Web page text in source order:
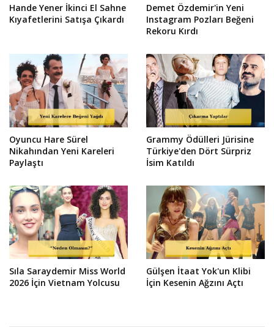
Hande Yener İkinci El Sahne
Kıyafetlerini Satışa Çıkardı
Demet Özdemir'in Yeni
Instagram Pozları Beğeni
Rekoru Kırdı
Oyuncu Hare Sürel
Nikahından Yeni Kareleri
Paylaştı
Grammy Ödülleri Jürisine
Türkiye'den Dört Sürpriz
İsim Katıldı
Sıla Saraydemir Miss World
2026 İçin Vietnam Yolcusu
Gülşen İtaat Yok'un Klibi
İçin Kesenin Ağzını Açtı